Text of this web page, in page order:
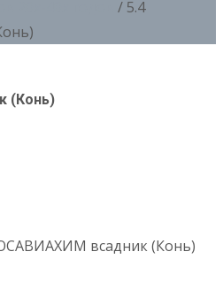
/ 5.4
(Конь)
всадник (Конь)